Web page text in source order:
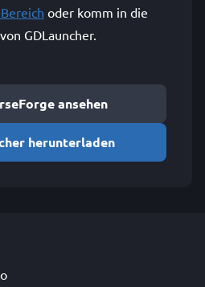
oder komm in die
von GDLauncher.
ansehen
herunterladen